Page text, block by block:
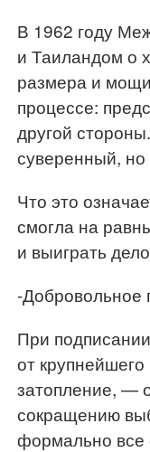
В 1962 году
и Таиландом о
размера и
процессе:
другой
суверенный,
Что это
смогла на
и выиграть
-Добровольное
При
от крупнейшего
затопление, —
сокращению
формально все